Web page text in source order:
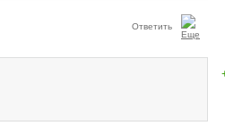
Ответить